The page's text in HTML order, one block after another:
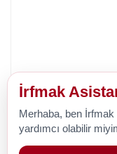
İrfmak
Merhaba, ben İrfmak
yardımcı olabilir